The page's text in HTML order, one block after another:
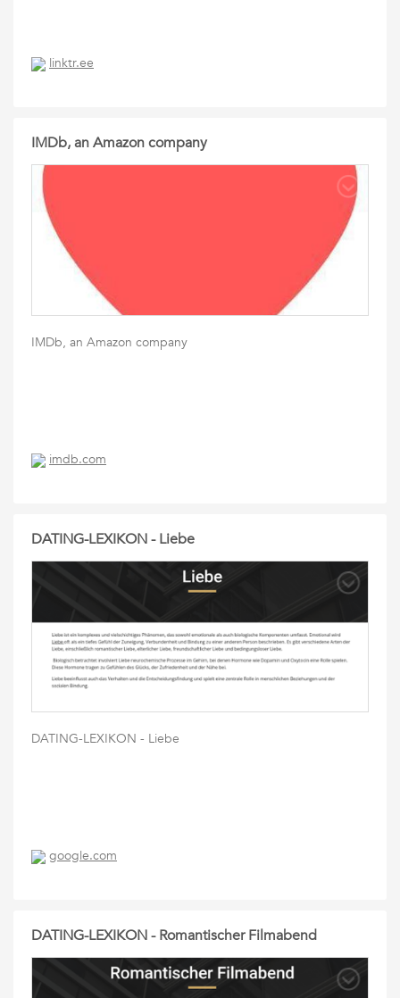
linktr.ee
IMDb, an Amazon company
IMDb, an Amazon company
imdb.com
DATING-LEXIKON - Liebe
DATING-LEXIKON - Liebe
google.com
DATING-LEXIKON - Romantischer Filmabend